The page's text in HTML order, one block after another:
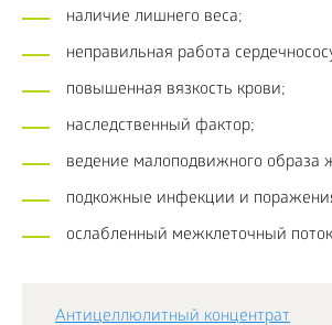
наличие лишнего веса;
неправильная работа
повышенная вязкость крови;
наследственный фактор;
ведение малоподвижного образа
подкожные инфекции и
ослабленный межклеточный
Антицеллюлитный концентрат